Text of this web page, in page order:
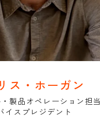
ス・ホーガン
製品オペレーション担当
イスプレジデント